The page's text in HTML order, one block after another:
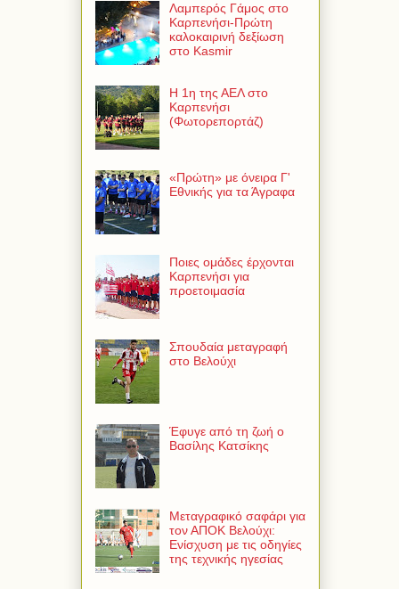
Λαμπερός Γάμος στο
Καρπενήσι-Πρώτη
καλοκαιρινή δεξίωση
στο Kasmir
Η 1η της ΑΕΛ στο
Καρπενήσι
(Φωτορεπορτάζ)
«Πρώτη» με όνειρα Γ'
Εθνικής για τα Άγραφα
Ποιες ομάδες έρχονται
Καρπενήσι για
προετοιμασία
Σπουδαία μεταγραφή
στο Βελούχι
Έφυγε από τη ζωή ο
Βασίλης Κατσίκης
Μεταγραφικό σαφάρι για
τον ΑΠΟΚ Βελούχι:
Ενίσχυση με τις οδηγίες
της τεχνικής ηγεσίας